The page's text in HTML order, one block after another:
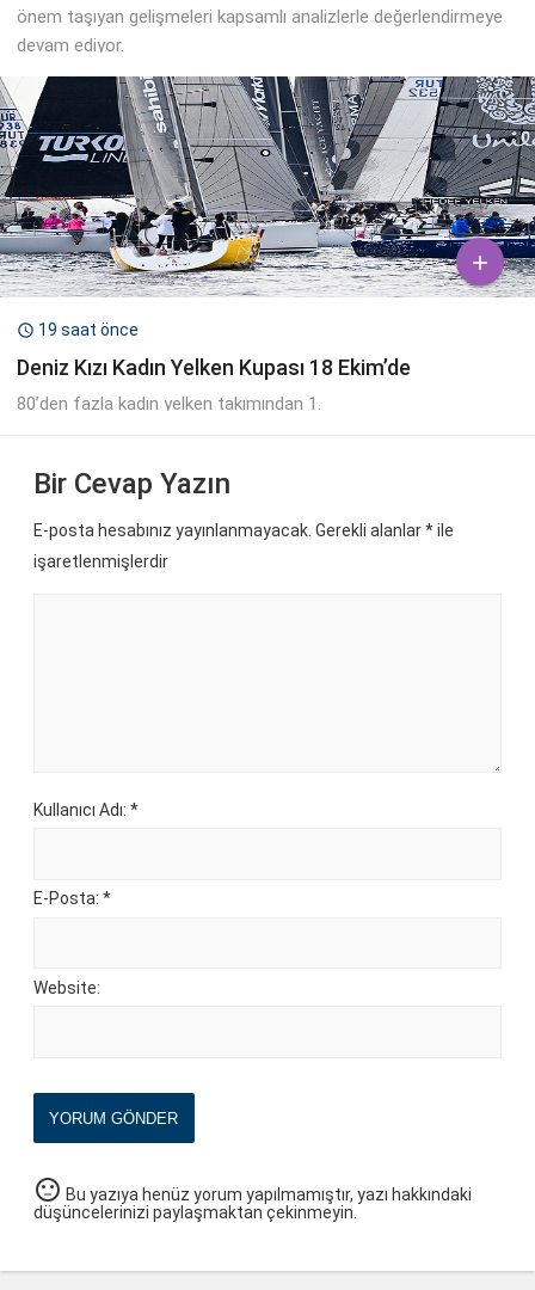
önem taşıyan gelişmeleri kapsamlı analizlerle değerlendirmeye
devam ediyor.

 19 saat önce
Deniz Kızı Kadın Yelken Kupası 18 Ekim’de
80’den fazla kadın yelken takımından 1.
Bir Cevap Yazın
E-posta hesabınız yayınlanmayacak. Gerekli alanlar*ile
işaretlenmişlerdir
Kullanıcı Adı: *
E-Posta: *
Website:
YORUM GÖNDER
sentiment_neutral Bu yazıya henüz yorum yapılmamıştır, yazı hakkındaki
düşüncelerinizi paylaşmaktan çekinmeyin.